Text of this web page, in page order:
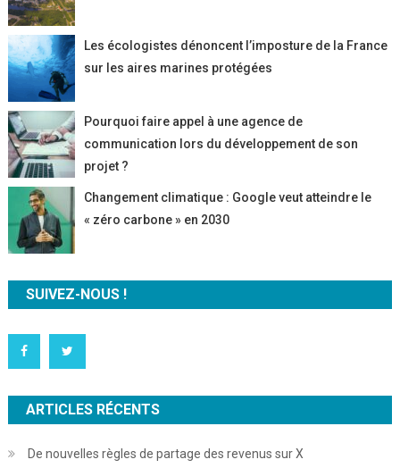
Les écologistes dénoncent l’imposture de la France
sur les aires marines protégées
Pourquoi faire appel à une agence de
communication lors du développement de son
projet ?
Changement climatique : Google veut atteindre le
« zéro carbone » en 2030
SUIVEZ-NOUS !
ARTICLES RÉCENTS
De nouvelles règles de partage des revenus sur X